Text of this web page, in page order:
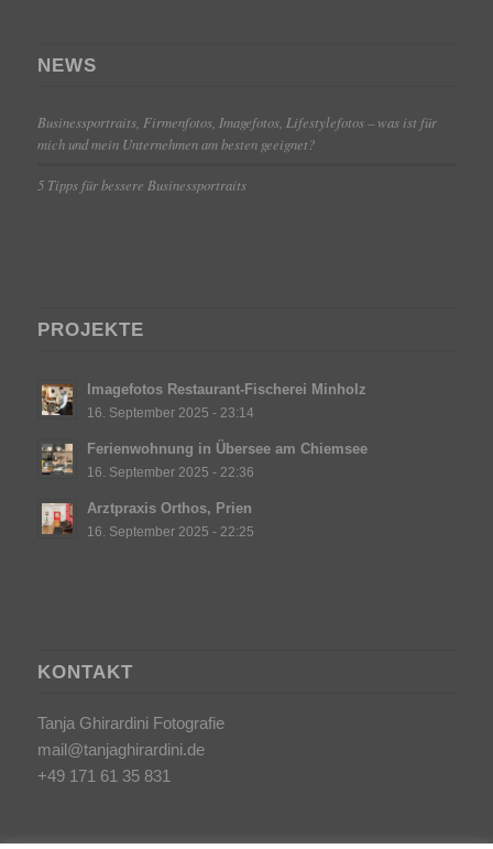
NEWS
Businessportraits, Firmenfotos, Imagefotos, Lifestylefotos – was ist für
mich und mein Unternehmen am besten geeignet?
5 Tipps für bessere Businessportraits
PROJEKTE
Imagefotos Restaurant-Fischerei Minholz
16. September 2025 - 23:14
Ferienwohnung in Übersee am Chiemsee
16. September 2025 - 22:36
Arztpraxis Orthos, Prien
16. September 2025 - 22:25
KONTAKT
Tanja Ghirardini Fotografie
mail@tanjaghirardini.de
+49 171 61 35 831